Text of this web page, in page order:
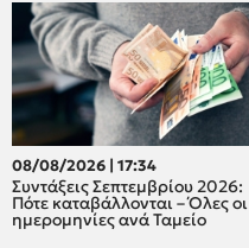
08/08/2026 | 17:34
Συντάξεις Σεπτεμβρίου 2026:
Πότε καταβάλλονται – Όλες οι
ημερομηνίες ανά Ταμείο